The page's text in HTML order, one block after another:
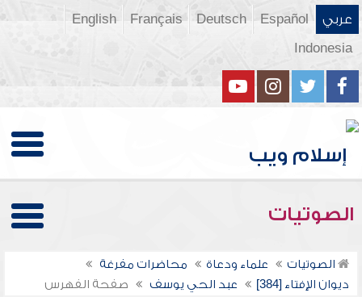
عربي Español
Deutsch
Français
English
Indonesia
الصوتيات
الصوتيات علماء ودعاة
محاضرات مفرغة
ديوان الإفتاء [384]
عبد الحي يوسف صفحة الفهرس